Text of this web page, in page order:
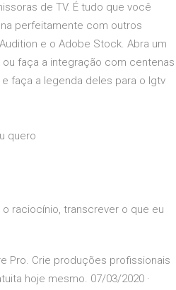
de TV. É tudo que você
perfeitamente com outros
e o Adobe Stock. Abra um
faça a integração com centenas
faça a legenda deles para o Igtv
quero
raciocínio, transcrever o que eu
Pro. Crie produções profissionais
hoje mesmo. 07/03/2020 ·